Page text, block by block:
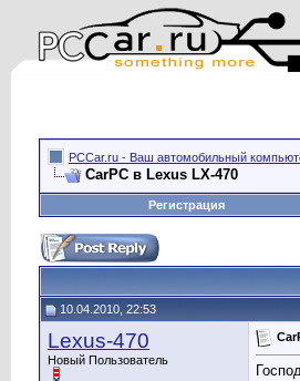
PCCar.ru - Ваш автомобильный
CarPC в Lexus LX-470
Регистрация
10.04.2010, 22:53
Lexus-470
Новый Пользователь